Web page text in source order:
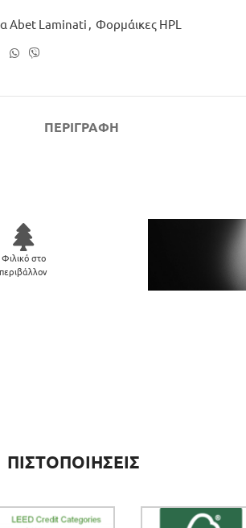
Abet Laminati , Φορμάικες HPL
ΠΕΡΙΓΡΑΦΉ
Φιλικό στο
περιβάλλον
ΠΙΣΤΟΠΟΙΗΣΕΙΣ